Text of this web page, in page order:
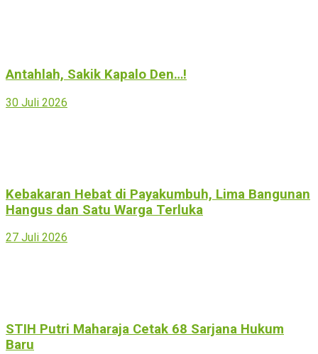
Antahlah, Sakik Kapalo Den…!
30 Juli 2026
Kebakaran Hebat di Payakumbuh, Lima Bangunan
Hangus dan Satu Warga Terluka
27 Juli 2026
STIH Putri Maharaja Cetak 68 Sarjana Hukum
Baru